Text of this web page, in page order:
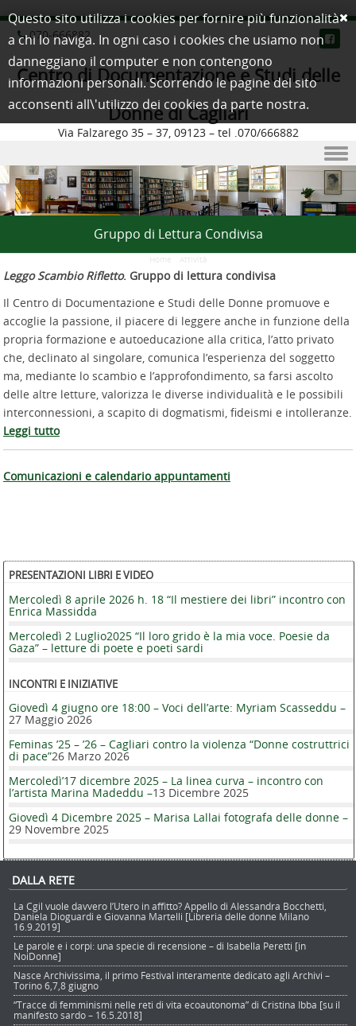
070-666882
Centro di Documentazione e Studi delle
Donne di Cagliari
Via Falzarego 35 – 37, 09123 – tel .070/666882
Skip to content
Gruppo di Lettura Condivisa
Home Attività
Leggo Scambio Rifletto. Gruppo di lettura condivisa
Il Centro di Documentazione e Studi delle Donne promuove e
accoglie la passione, il piacere di leggere anche in funzione della
propria formazione e autoeducazione alla critica, l’atto privato
che, declinato al singolare, comunica l’esperienza del soggetto
ma, mediante lo scambio e l’approfondimento, sa farsi ascolto
delle altre letture, valorizza le diverse individualità e le possibili
interconnessioni, a scapito di dogmatismi, fideismi e intolleranze.
Leggi tutto
Comunicazioni e calendario appuntamenti
PRESENTAZIONI LIBRI E VIDEO
Mercoledì 8 aprile 2026 h. 18 “Il mestiere dei libri” incontro con
Enrica Massidda
Mercoledì 2 Luglio2025 “Il loro grido è la mia voce. Poesie da
Gaza” – letture di poete e poeti sardi
INCONTRI E INIZIATIVE
Giovedì 4 giugno ore 18:00 – Voci dell’arte: Myriam Scasseddu –
27 Maggio 2026
Feminas ’25 – ’26 – Cagliari contro la violenza “Donne costruttrici
di pace”26 Marzo 2026
Mercoledì’17 dicembre 2025 – La linea curva – incontro con
l’artista Marina Madeddu –13 Dicembre 2025
Giovedì 4 Dicembre 2025 – Marisa Lallai fotografa delle donne –
29 Novembre 2025
DALLA RETE
La Cgil vuole davvero l’Utero in affitto? Appello di Alessandra Bocchetti,
Daniela Dioguardi e Giovanna Martelli [Libreria delle donne Milano
16.9.2019]
Le parole e i corpi: una specie di recensione – di Isabella Peretti [in
NoiDonne]
Nasce Archivissima, il primo Festival interamente dedicato agli Archivi –
Torino 6,7,8 giugno
“Tracce di femminismi nelle reti di vita ecoautonoma” di Cristina Ibba [su il
manifesto sardo – 16.5.2018]
Questo sito utilizza i cookies per fornire più funzionalità
a chi lo naviga. In ogni caso i cookies che usiamo non
danneggiano il computer e non contengono
informazioni personali. Scorrendo le pagine del sito
acconsenti all\'utilizzo dei cookies da parte nostra.